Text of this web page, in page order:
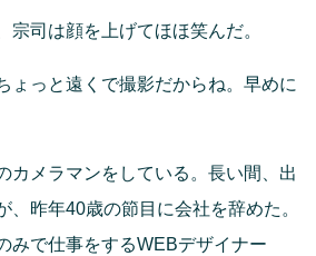
宗司は顔を上げてほほ笑んだ。
ょっと遠くで撮影だからね。早めに
カメラマンをしている。長い間、出
、昨年40歳の節目に会社を辞めた。
みで仕事をするWEBデザイナー